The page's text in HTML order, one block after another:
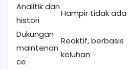
Analitik dan
histori
Hampir tidak ada
Dukungan
maintenan
ce
Reaktif, berbasis
keluhan